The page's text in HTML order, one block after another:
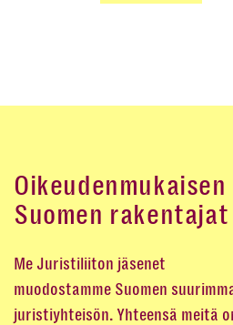
Oikeudenmukaisen
Suomen rakentajat
Me Juristiliiton jäsenet
muodostamme Suomen
juristiyhteisön. Yhteensä meitä